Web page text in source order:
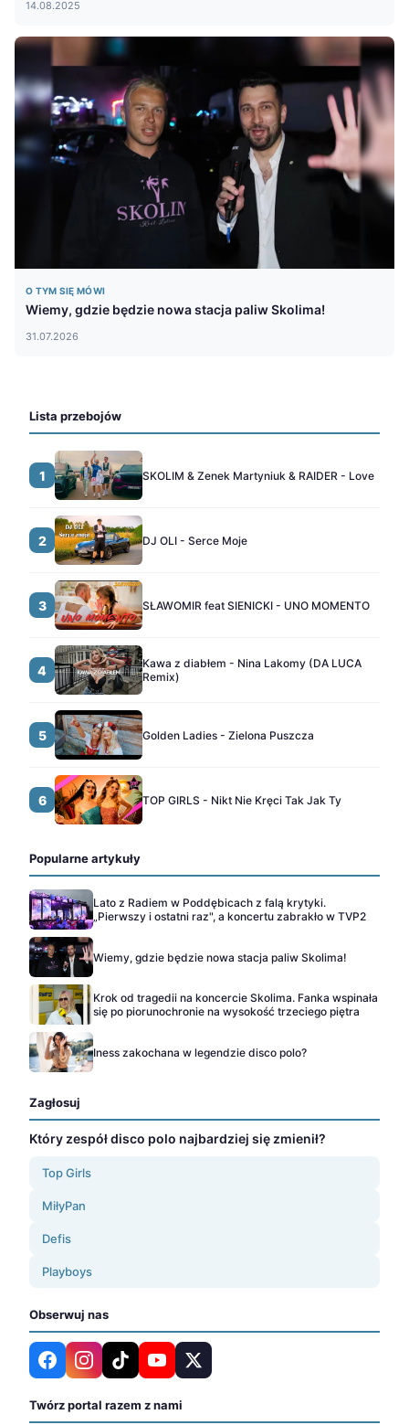
14.08.2025
O TYM SIĘ MÓWI
Wiemy, gdzie będzie nowa stacja paliw Skolima!
31.07.2026
Lista przebojów
1 SKOLIM & Zenek Martyniuk & RAIDER - Love
2 DJ OLI - Serce Moje
3 SŁAWOMIR feat SIENICKI - UNO MOMENTO
4
Kawa z diabłem - Nina Lakomy (DA LUCA
Remix)
5 Golden Ladies - Zielona Puszcza
6 TOP GIRLS - Nikt Nie Kręci Tak Jak Ty
Popularne artykuły
Lato z Radiem w Poddębicach z falą krytyki.
„Pierwszy i ostatni raz", a koncertu zabrakło w TVP2
Wiemy, gdzie będzie nowa stacja paliw Skolima!
Krok od tragedii na koncercie Skolima. Fanka wspinała
się po piorunochronie na wysokość trzeciego piętra
Iness zakochana w legendzie disco polo?
Zagłosuj
Który zespół disco polo najbardziej się zmienił?
Top Girls
MiłyPan
Defis
Playboys
Obserwuj nas
Twórz portal razem z nami